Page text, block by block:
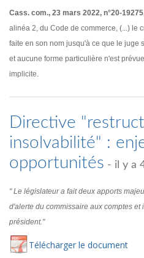
Cass. com., 23 mars 2022, n°20-
alinéa 2, du Code de commerce, (...) le
faite en son nom jusqu'à ce que le juge
et aucune forme particulière n'est
implicite.
Directive
insolvabilité" :
opportunités - il y a
" Le législateur a fait deux apports
d'alerte du commissaire aux comptes et
président."
Télécharger le document